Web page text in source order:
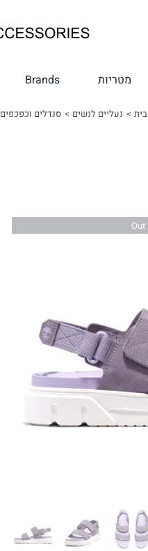
מטריות Brands
בית נעליים לנשים סנדלים וכפכפים